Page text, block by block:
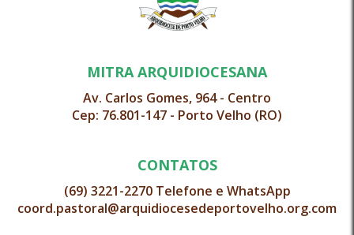
MITRA ARQUIDIOCESANA
Av. Carlos Gomes, 964 - Centro
Cep: 76.801-147 - Porto Velho (RO)
CONTATOS
(69) 3221-2270 Telefone e WhatsApp
coord.pastoral@arquidiocesedeportovelho.org.com